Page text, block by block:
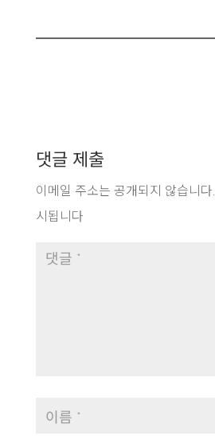
댓글 제출
이메일 주소는 공개되지 않습니다.
시됩니다